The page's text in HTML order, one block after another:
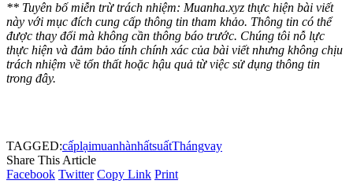
** Tuyên bố miễn trừ trách nhiệm: Muanha.xyz thực hiện bài viết
này với mục đích cung cấp thông tin tham khảo. Thông tin có thể
được thay đổi mà không cần thông báo trước. Chúng tôi nỗ lực
thực hiện và đảm bảo tính chính xác của bài viết nhưng không chịu
trách nhiệm về tổn thất hoặc hậu quả từ việc sử dụng thông tin
trong đây.
TAGGED:cấplạimuanhànhấtsuấtThángvay
Share This Article
Facebook Twitter Copy Link Print